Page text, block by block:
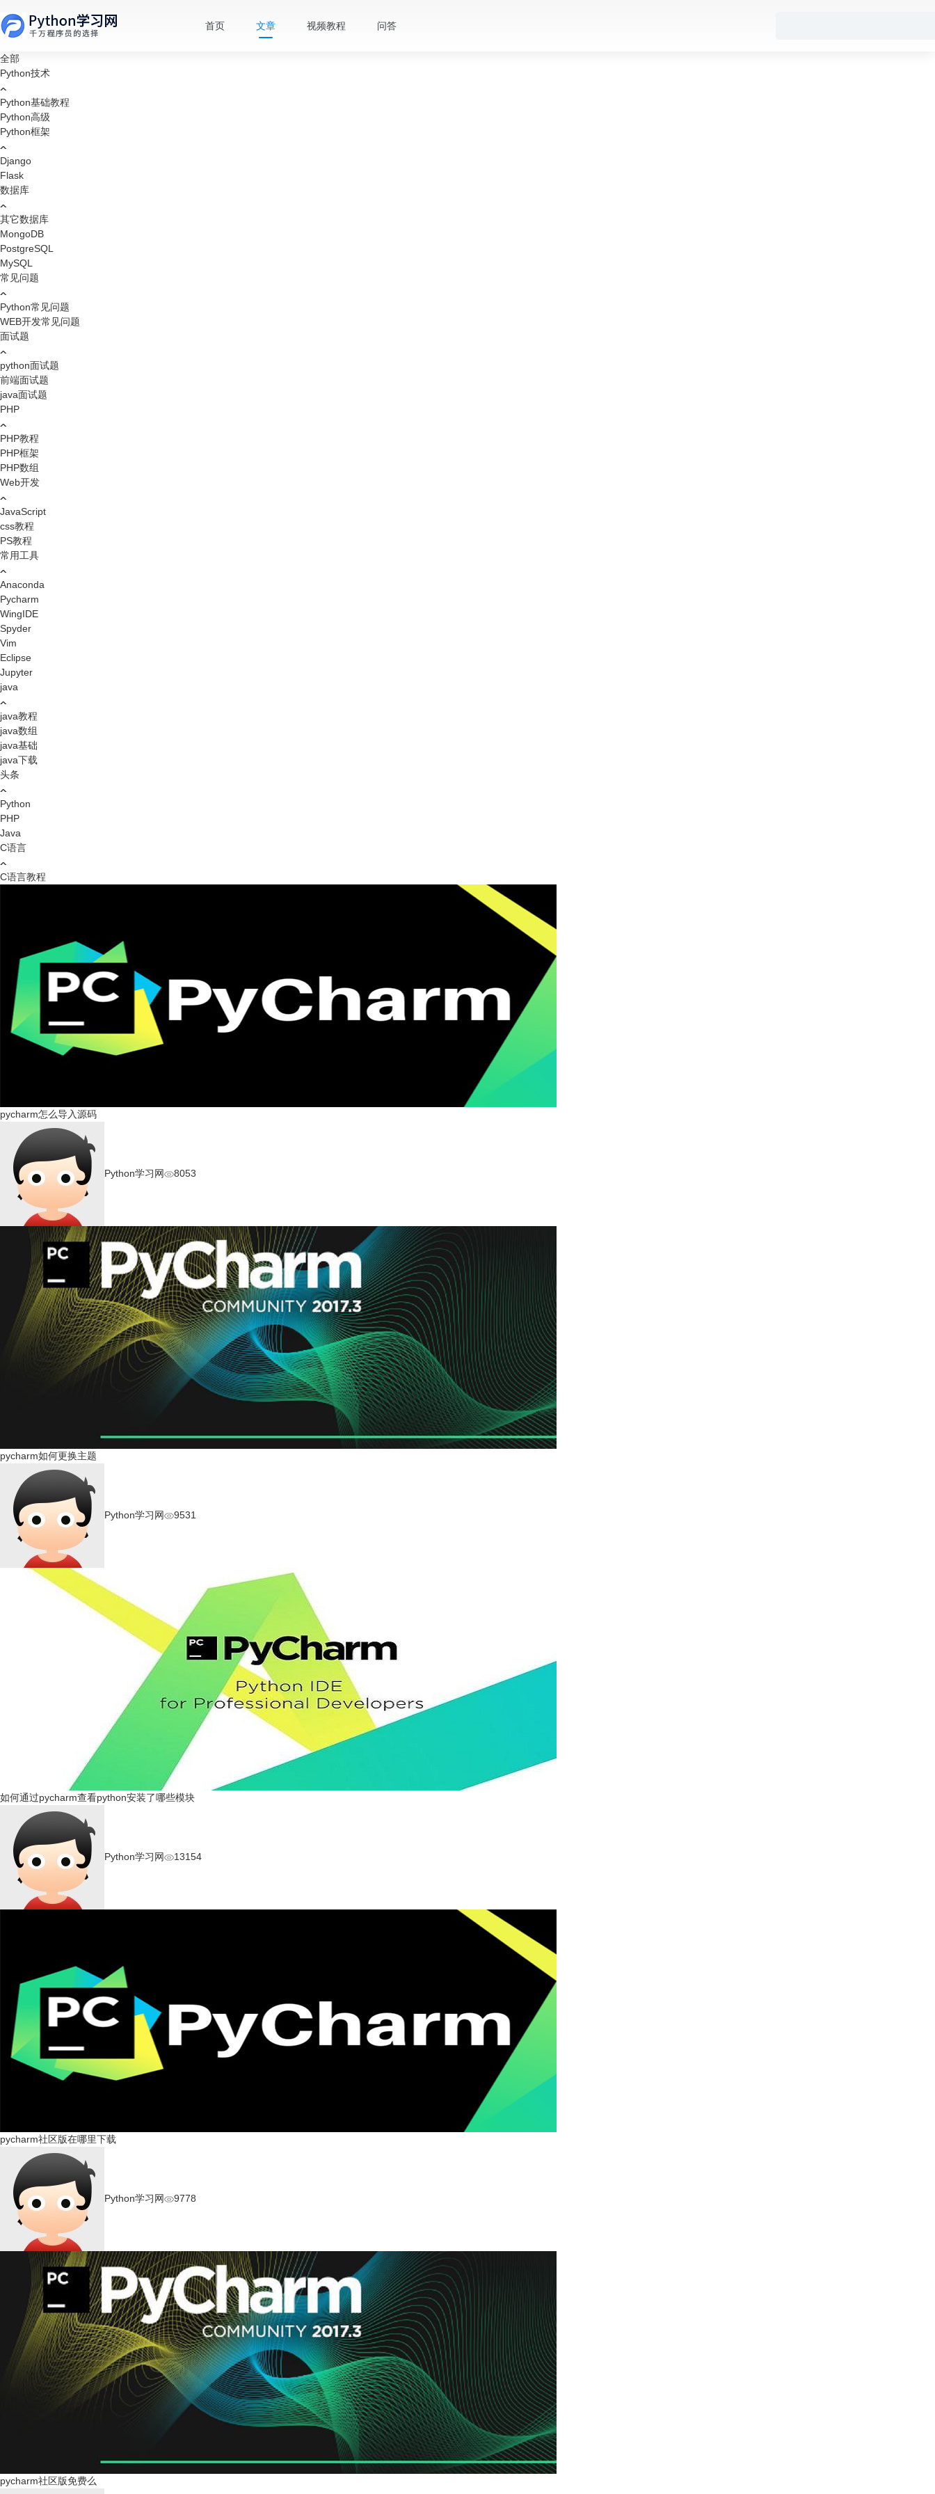
首页 文章 视频教程 问答
全部
Python技术
Python基础教程
Python高级
Python框架
Django
Flask
数据库
其它数据库
MongoDB
PostgreSQL
MySQL
常见问题
Python常见问题
WEB开发常见问题
面试题
python面试题
前端面试题
java面试题
PHP
PHP教程
PHP框架
PHP数组
Web开发
JavaScript
css教程
PS教程
常用工具
Anaconda
Pycharm
WingIDE
Spyder
Vim
Eclipse
Jupyter
java
java教程
java数组
java基础
java下载
头条
Python
PHP
Java
C语言
C语言教程
pycharm怎么导入源码
Python学习网 8053
pycharm如何更换主题
Python学习网 9531
如何通过pycharm查看python安装了哪些模块
Python学习网 13154
pycharm社区版在哪里下载
Python学习网 9778
pycharm社区版免费么